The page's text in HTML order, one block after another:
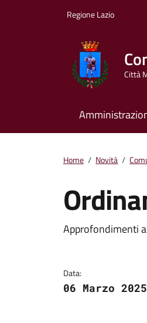
Regione Lazio
Città
Home / Novità /
Dettagli
Approfondimenti
Data:
06 Marzo 2025